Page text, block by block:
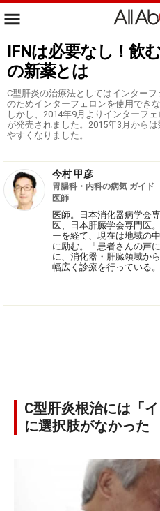
IFNは必要なし！飲
の新薬とは
C型肝炎の治療法としてはインター
のためインターフェロンを使用でき
しかし、2014年9月よりインターフ
が発売されました。2015年3月から
やすくなりました。
今村 甲彦
胃腸科・内科の病気 ガイド
医師
医師。日本消化器病学会
医、日本肝臓学会専門医
ーを経て、現在は地域の
に励む。「患者さんの声
に、消化器・肝臓領域か
幅広く診療を行っている。
C型肝炎根治には「
に選択肢がなかった